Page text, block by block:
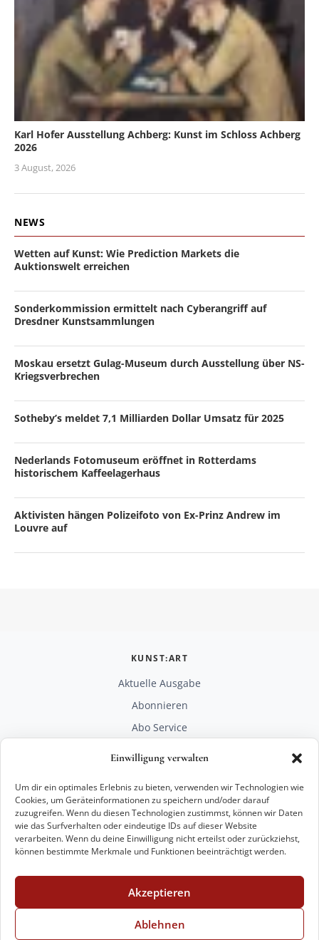
Einwilligung verwalten
Um dir ein optimales Erlebnis zu bieten, verwenden wir Technologien wie
Cookies, um Geräteinformationen zu speichern und/oder darauf
zuzugreifen. Wenn du diesen Technologien zustimmst, können wir Daten
wie das Surfverhalten oder eindeutige IDs auf dieser Website
verarbeiten. Wenn du deine Einwilligung nicht erteilst oder zurückziehst,
können bestimmte Merkmale und Funktionen beeinträchtigt werden.
Akzeptieren
Ablehnen
Karl Hofer Ausstellung Achberg: Kunst im Schloss Achberg
2026
3 August, 2026
NEWS
Wetten auf Kunst: Wie Prediction Markets die
Auktionswelt erreichen
Sonderkommission ermittelt nach Cyberangriff auf
Dresdner Kunstsammlungen
Moskau ersetzt Gulag-Museum durch Ausstellung über NS-
Kriegsverbrechen
Sotheby’s meldet 7,1 Milliarden Dollar Umsatz für 2025
Nederlands Fotomuseum eröffnet in Rotterdams
historischem Kaffeelagerhaus
Aktivisten hängen Polizeifoto von Ex-Prinz Andrew im
Louvre auf
KUNST:ART
Aktuelle Ausgabe
Abonnieren
Abo Service
RECHTLICHES
Impressum
Datenschutz
KONTAKT
+49 221 29 28 27 21